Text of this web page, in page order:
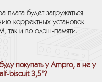
плата будет загружаться
корректных установок
так и во флэш-памяти.
покупать у Ampro, а не у
biscuit 3,5"?